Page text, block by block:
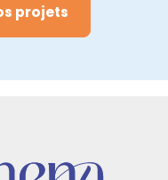
projets